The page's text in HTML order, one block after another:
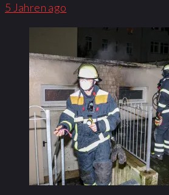
5 Jahren ago